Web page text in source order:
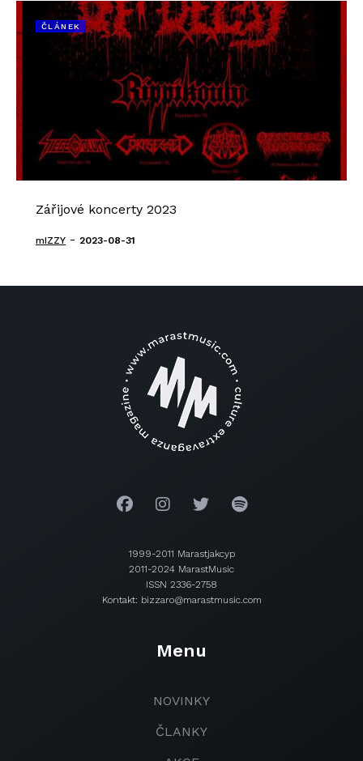
ČLÁNEK
Zářijové koncerty 2023
mIZZY - 2023-08-31
1999-2011 Marastjakcyp
2011-2024 MarastMusic
ISSN 2336-2758
Kontakt: bizzaro@marastmusic.com
Menu
NOVINKY
ČLANKY